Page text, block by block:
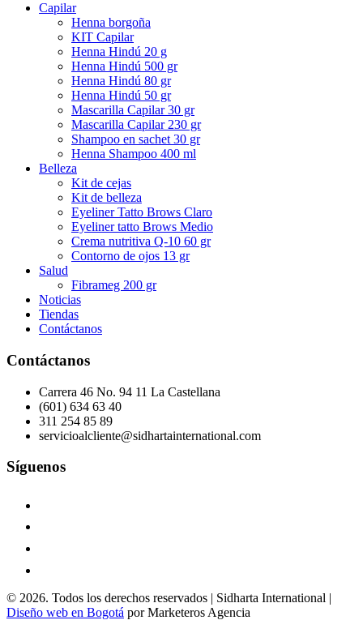
Capilar
Henna borgoña
KIT Capilar
Henna Hindú 20 g
Henna Hindú 500 gr
Henna Hindú 80 gr
Henna Hindú 50 gr
Mascarilla Capilar 30 gr
Mascarilla Capilar 230 gr
Shampoo en sachet 30 gr
Henna Shampoo 400 ml
Belleza
Kit de cejas
Kit de belleza
Eyeliner Tatto Brows Claro
Eyeliner tatto Brows Medio
Crema nutritiva Q-10 60 gr
Contorno de ojos 13 gr
Salud
Fibrameg 200 gr
Noticias
Tiendas
Contáctanos
Contáctanos
Carrera 46 No. 94 11 La Castellana
(601) 634 63 40
311 254 85 89
servicioalcliente@sidhartainternational.com
Síguenos
© 2026. Todos los derechos reservados | Sidharta International |
Diseño web en Bogotá por Marketeros Agencia